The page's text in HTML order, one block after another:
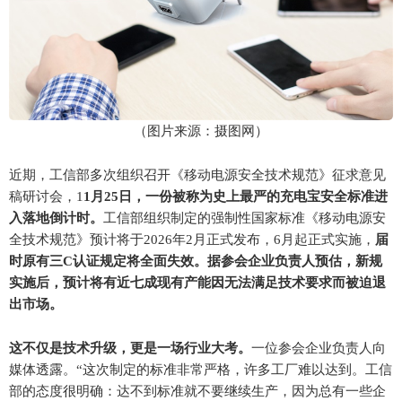
（图片来源：摄图网）
近期，工信部多次组织召开《移动电源安全技术规范》征求意见
稿研讨会，1 1月25日，一份被称为史上最严的充电宝安全标准进
入落地倒计时。 工信部组织制定的强制性国家标准《移动电源安
全技术规范》预计将于2026年2月正式发布，6月起正式实施， 届
时原有三C认证规定将全面失效。据参会企业负责人预估，新规
实施后，预计将有近七成现有产能因无法满足技术要求而被迫退
出市场。
这不仅是技术升级，更是一场行业大考。 一位参会企业负责人向
媒体透露。“这次制定的标准非常严格，许多工厂难以达到。工信
部的态度很明确：达不到标准就不要继续生产，因为总有一些企